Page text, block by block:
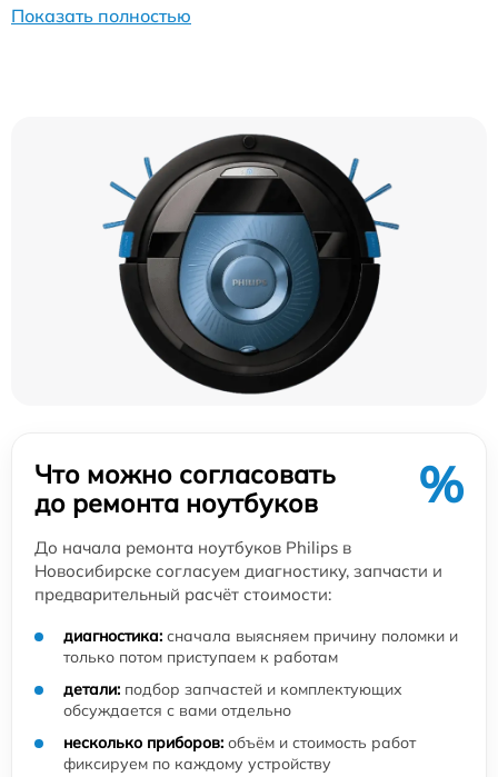
Показать полностью
Что можно согласовать
до ремонта ноутбуков
%
До начала ремонта ноутбуков Philips в
Новосибирске согласуем диагностику, запчасти и
предварительный расчёт стоимости:
диагностика: сначала выясняем причину поломки и
только потом приступаем к работам
детали: подбор запчастей и комплектующих
обсуждается с вами отдельно
несколько приборов: объём и стоимость работ
фиксируем по каждому устройству